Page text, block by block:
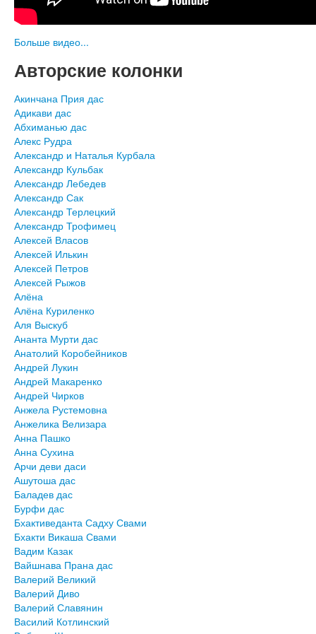
Больше видео...
Авторские колонки
Акинчана Прия дас
Адикави дас
Абхиманью дас
Алекс Рудра
Александр и Наталья Курбала
Александр Кульбак
Александр Лебедев
Александр Сак
Александр Терлецкий
Александр Трофимец
Алексей Власов
Алексей Илькин
Алексей Петров
Алексей Рыжов
Алёна
Алёна Куриленко
Аля Выскуб
Ананта Мурти дас
Анатолий Коробейников
Андрей Лукин
Андрей Макаренко
Андрей Чирков
Анжела Рустемовна
Анжелика Велизара
Анна Пашко
Анна Сухина
Арчи деви даси
Ашутоша дас
Баладев дас
Бурфи дас
Бхактиведанта Садху Свами
Бхакти Викаша Свами
Вадим Казак
Вайшнава Прана дас
Валерий Великий
Валерий Диво
Валерий Славянин
Василий Котлинский